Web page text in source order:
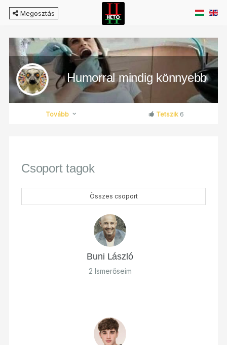
Megosztás
Humorral mindig könnyebb
Tovább Tetszik 6
Csoport tagok
Összes csoport
Buni László
2 Ismerőseim